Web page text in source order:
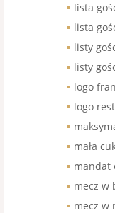
lista
lista
listy
listy
logo
logo
mała
mandat
mecz w
mecz w